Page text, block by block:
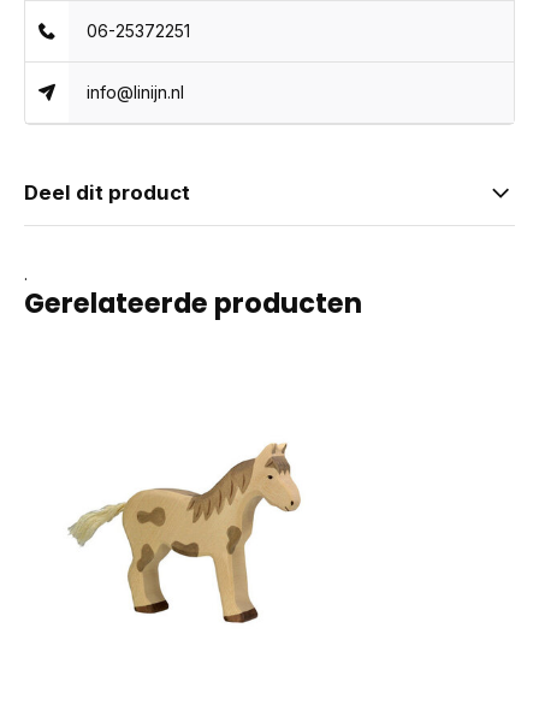
06-25372251
info@linijn.nl
Deel dit product
.
Gerelateerde producten